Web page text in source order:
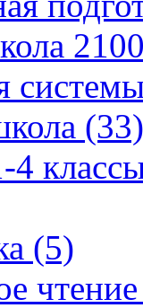
(33)
4
(5)